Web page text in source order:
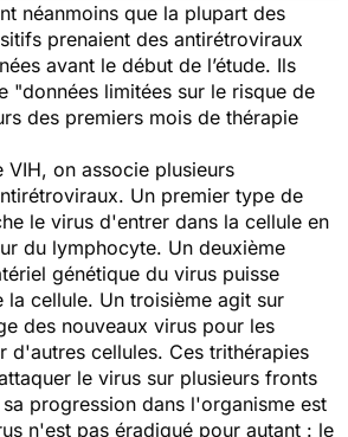
néanmoins que la plupart des
prenaient des antirétroviraux
avant le début de l’étude. Ils
"données limitées sur le risque de
des premiers mois de thérapie
VIH, on associe plusieurs
Un premier type de
le virus d'entrer dans la cellule en
du lymphocyte. Un deuxième
génétique du virus puisse
la cellule. Un troisième agit sur
des nouveaux virus pour les
d'autres cellules. Ces trithérapies
le virus sur plusieurs fronts
progression dans l'organisme est
n'est pas éradiqué pour autant : le